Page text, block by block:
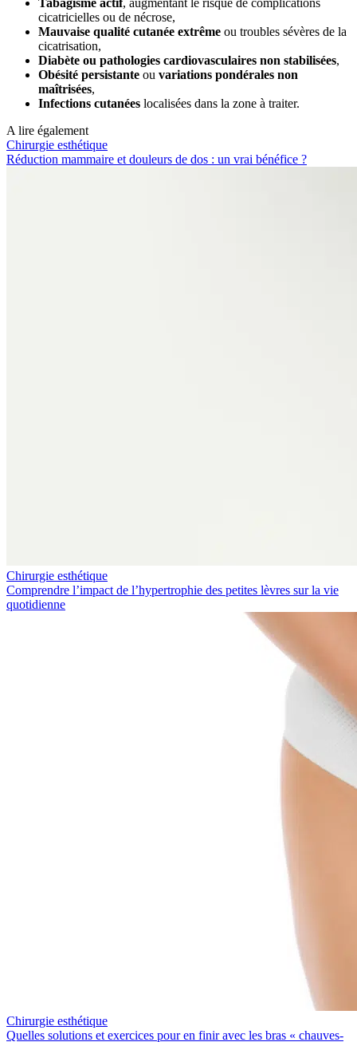
cicatricielles ou de nécrose,
Mauvaise qualité cutanée extrême ou troubles sévères de la
cicatrisation,
Diabète ou pathologies cardiovasculaires non stabilisées,
Obésité persistante ou variations pondérales non
maîtrisées,
Infections cutanées localisées dans la zone à traiter.
A lire également
Chirurgie esthétique
Réduction mammaire et douleurs de dos : un vrai bénéfice ?
Chirurgie esthétique
Comprendre l’impact de l’hypertrophie des petites lèvres sur la vie
quotidienne
Chirurgie esthétique
Quelles solutions et exercices pour en finir avec les bras « chauves-